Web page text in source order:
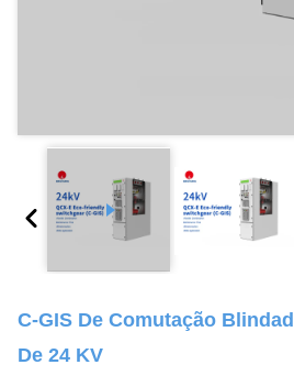
C-GIS De Comutação
De 24 KV